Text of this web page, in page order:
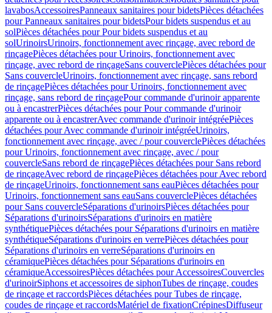
lavabosAccessoiresPanneaux sanitaires pour bidetsPièces détachées
pour Panneaux sanitaires pour bidetsPour bidets suspendus et au
solPièces détachées pour Pour bidets suspendus et au
solUrinoirsUrinoirs, fonctionnement avec rinçage, avec rebord de
rinçagePièces détachées pour Urinoirs, fonctionnement avec
rinçage, avec rebord de rinçageSans couverclePièces détachées pour
Sans couvercleUrinoirs, fonctionnement avec rinçage, sans rebord
de rinçagePièces détachées pour Urinoirs, fonctionnement avec
rinçage, sans rebord de rinçagePour commande d'urinoir apparente
ou à encastrerPièces détachées pour Pour commande d'urinoir
apparente ou à encastrerAvec commande d'urinoir intégréePièces
détachées pour Avec commande d'urinoir intégréeUrinoirs,
fonctionnement avec rinçage, avec / pour couverclePièces détachées
pour Urinoirs, fonctionnement avec rinçage, avec / pour
couvercleSans rebord de rinçagePièces détachées pour Sans rebord
de rinçageAvec rebord de rinçagePièces détachées pour Avec rebord
de rinçageUrinoirs, fonctionnement sans eauPièces détachées pour
Urinoirs, fonctionnement sans eauSans couverclePièces détachées
pour Sans couvercleSéparations d'urinoirsPièces détachées pour
Séparations d'urinoirsSéparations d'urinoirs en matière
synthétiquePièces détachées pour Séparations d'urinoirs en matière
synthétiqueSéparations d'urinoirs en verrePièces détachées pour
Séparations d'urinoirs en verreSéparations d'urinoirs en
céramiquePièces détachées pour Séparations d'urinoirs en
céramiqueAccessoiresPièces détachées pour AccessoiresCouvercles
d'urinoirSiphons et accessoires de siphonTubes de rinçage, coudes
de rinçage et raccordsPièces détachées pour Tubes de rinçage,
coudes de rinçage et raccordsMatériel de fixationCrépinesDiffuseur